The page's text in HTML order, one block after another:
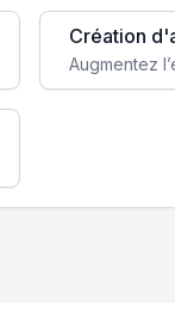
Création